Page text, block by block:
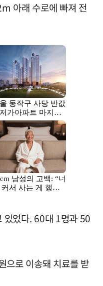
아래 수로에 빠져 전
있었다. 60대 1명과 50
으로 이송돼 치료를 받